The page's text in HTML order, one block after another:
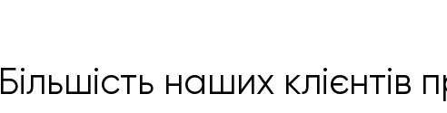
Більшість наших